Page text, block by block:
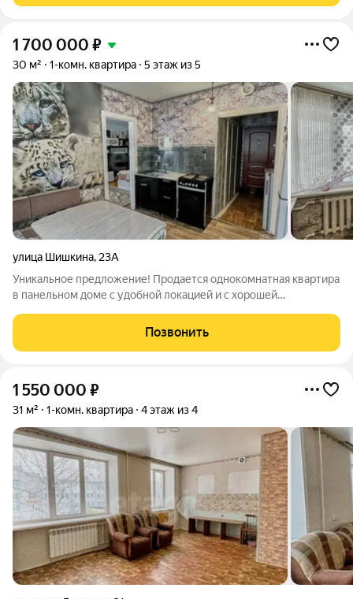
1 700 000 ₽
30 м² 1-комн. квартира 5 этаж из 5
улица Шишкина, 23А
Уникальное предложение! Продается однокомнатная квартира
в панельном доме с удобной локацией и с хорошей
планировкой. Окна пластиковые. В квартир произведен
косметический ремонт, но не лишает новых
Позвонить
1 550 000 ₽
31 м² 1-комн. квартира 4 этаж из 4